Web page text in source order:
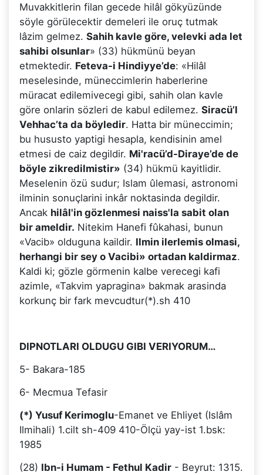
Muvakkitlerin filan gecede hilâl gökyüzünde
söyle görülecektir demeleri ile oruç tutmak
lâzim gelmez. Sahih kavle göre, velevki ada let
sahibi olsunlar» (33) hükmünü beyan
etmektedir. Feteva-i Hindiyye’de: «Hilâl
meselesinde, müneccimlerin haberlerine
müracat edilemivecegi gibi, sahih olan kavle
göre onlarin sözleri de kabul edilemez. Siracü’l
Vehhac’ta da böyledir. Hatta bir müneccimin;
bu hususto yaptigi hesapla, kendisinin amel
etmesi de caiz degildir. Mi'racü’d-Diraye’de de
böyle zikredilmistir» (34) hükmü kayitlidir.
Meselenin özü sudur; Islam ûlemasi, astronomi
ilminin sonuçlarini inkâr noktasinda degildir.
Ancak hilâl'in gözlenmesi naiss'la sabit olan
bir ameldir. Nitekim Hanefi fûkahasi, bunun
«Vacib» olduguna kaildir. Ilmin ilerlemis olmasi,
herhangi bir sey o Vacibi» ortadan kaldirmaz.
Kaldi ki; gözle görmenin kalbe verecegi kafi
azimle, «Takvim yapragina» bakmak arasinda
korkunç bir fark mevcudtur(*).sh 410
DIPNOTLARI OLDUGU GIBI VERIYORUM…
5- Bakara-185
6- Mecmua Tefasir
(*) Yusuf Kerimoglu-Emanet ve Ehliyet (Islâm
Ilmihali) 1.cilt sh-409 410-Ölçü yay-ist 1.bsk:
1985
(28) Ibn-i Humam - Fethul Kadir- Beyrut: 1315.